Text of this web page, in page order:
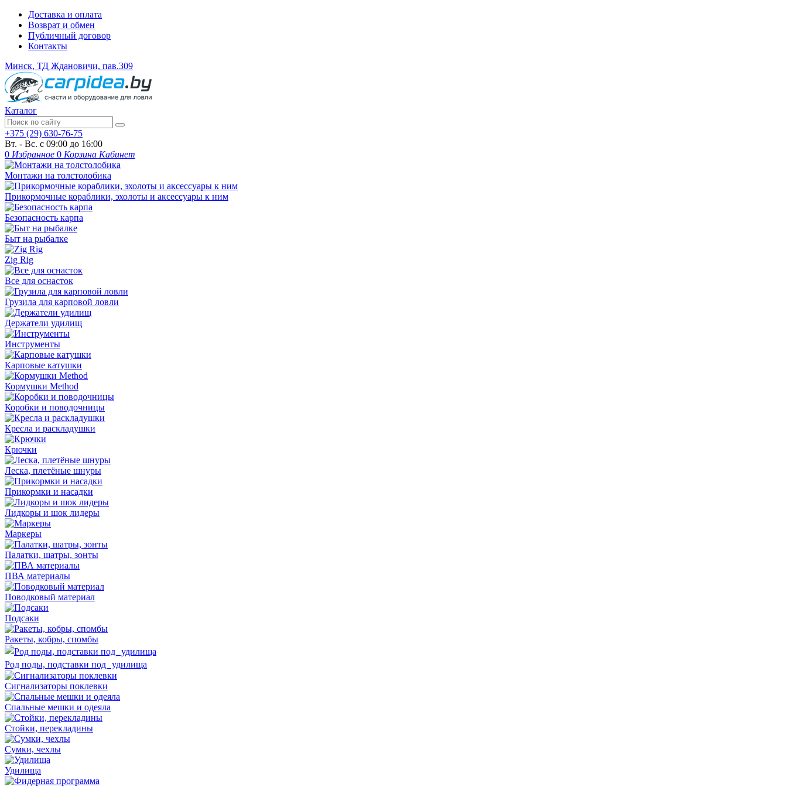
Доставка и оплата
Возврат и обмен
Публичный договор
Контакты
Минск, ТД Ждановичи, пав.309
Каталог
+375 (29) 630-76-75
Вт. - Вс. с 09:00 до 16:00
0 Избранное 0 Корзина Кабинет
Монтажи на толстолобика
Прикормочные кораблики, эхолоты и аксессуары к ним
Безопасность карпа
Быт на рыбалке
Zig Rig
Все для оснасток
Грузила для карповой ловли
Держатели удилищ
Инструменты
Карповые катушки
Кормушки Method
Коробки и поводочницы
Кресла и раскладушки
Крючки
Леска, плетёные шнуры
Прикормки и насадки
Лидкоры и шок лидеры
Маркеры
Палатки, шатры, зонты
ПВА материалы
Поводковый материал
Подсаки
Ракеты, кобры, спомбы
Род поды, подставки под удилища
Сигнализаторы поклевки
Спальные мешки и одеяла
Стойки, перекладины
Сумки, чехлы
Удилища